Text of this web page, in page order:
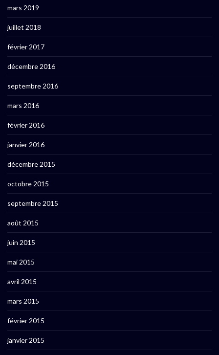
mars 2019
juillet 2018
février 2017
décembre 2016
septembre 2016
mars 2016
février 2016
janvier 2016
décembre 2015
octobre 2015
septembre 2015
août 2015
juin 2015
mai 2015
avril 2015
mars 2015
février 2015
janvier 2015